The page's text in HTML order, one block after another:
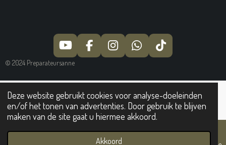
Deze website gebruikt cookies voor analyse-doeleinden
en/of het tonen van advertenties. Door gebruik te blijven
maken van de site gaat u hiermee akkoord.
Akkoord
Y
O
T
U
B
E
F
A
E
B
O
O
I
N
T
A
G
R
M
W
H
T
S
A
P
T
I
T
O
K
© 2024 Preparateursanne